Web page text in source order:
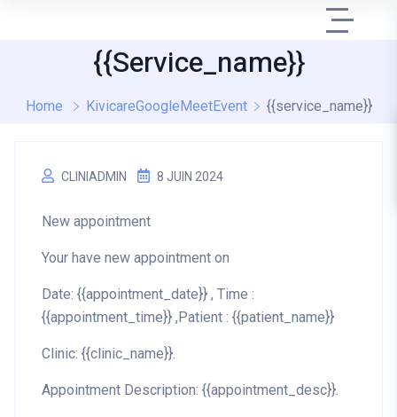
{{service_name}}
Home KivicareGoogleMeetEvent {{service_name}}
CLINIADMIN 8 JUIN 2024
New appointment
Your have new appointment on
Date: {{appointment_date}} , Time :
{{appointment_time}} ,Patient : {{patient_name}}
Clinic: {{clinic_name}}.
Appointment Description: {{appointment_desc}}.